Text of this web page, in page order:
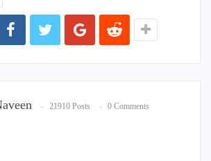
21910 Posts 0 Comments